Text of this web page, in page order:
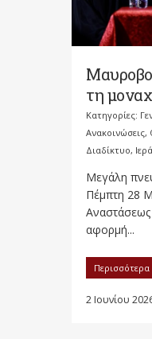
τη
Κατηγορίες:
Ανακοινώσεις,
Διαδίκτυο,
Μεγάλη
Πέμπτη 28
Αναστάσεως
αφορμή...
Περισσότερα
2 Ιουνίου